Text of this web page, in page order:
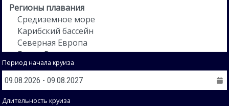
Период начала круиза
Длительность круиза